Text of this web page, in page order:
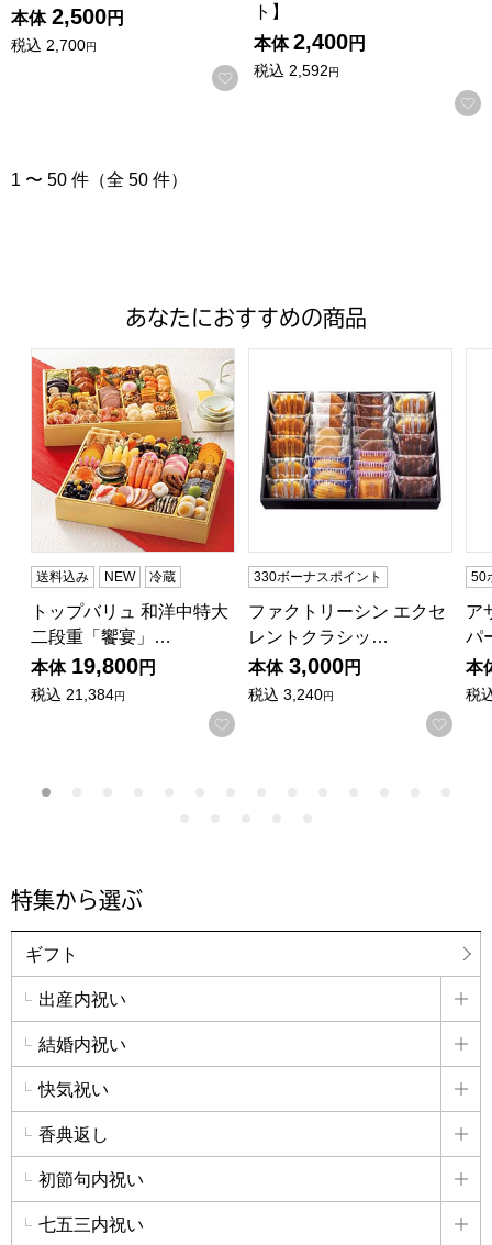
本体 2,500円
税込 2,700円
お気に入りに登録する
ト】
本体 2,400円
税込 2,592円
1 〜 50 件（全 50 件）
あなたにおすすめの商品
トップバリュ 和洋中特大二段重「饗宴」(きょうえん)【4
送料込み NEW 冷蔵
トップバリュ 和洋中特大
二段重「饗宴」…
本体 19,800円
税込 21,384円
お気に入りに登録する
330ボーナスポイント
ファクトリーシン エクセ
レントクラシッ…
本体 3,000円
税込 3,240円
お気
50
ア
パ
本
税
特集から選ぶ
ギフト
出産内祝い
詳
結婚内祝い
詳
快気祝い
詳
香典返し
詳
初節句内祝い
詳
七五三内祝い
詳